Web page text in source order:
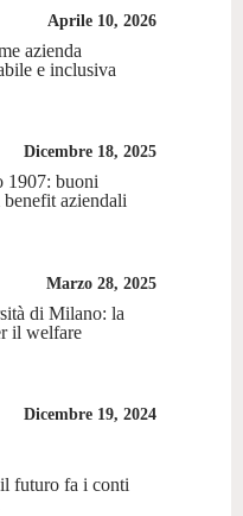
Aprile 10, 2026
azienda
e inclusiva
Dicembre 18, 2025
1907: buoni
benefit aziendali
Marzo 28, 2025
di Milano: la
il welfare
Dicembre 19, 2024
futuro fa i conti